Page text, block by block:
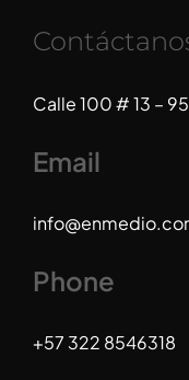
Calle 100 # 13 –
Email
Phone
+57 322 8546318